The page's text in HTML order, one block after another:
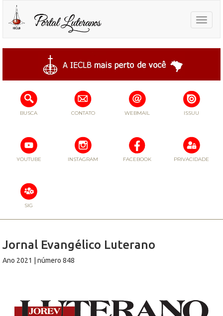
Toggle
BUSCA CONTATO WEBMAIL ISSUU
YOUTUBE INSTAGRAM FACEBOOK PRIVACIDADE
SIG
Jornal Evangélico Luterano
Ano 2021 | número 848